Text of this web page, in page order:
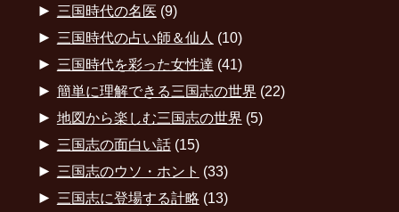
► 三国時代の名医 (9)
► 三国時代の占い師＆仙人 (10)
► 三国時代を彩った女性達 (41)
► 簡単に理解できる三国志の世界 (22)
► 地図から楽しむ三国志の世界 (5)
► 三国志の面白い話(15)
► 三国志のウソ・ホント (33)
► 三国志に登場する計略 (13)